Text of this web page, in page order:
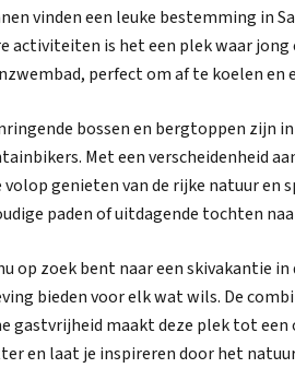
vinden een leuke bestemming in
activiteiten is het een plek waar
perfect om af te koelen en
bossen en bergtoppen zijn
Met een verscheidenheid
volop genieten van de rijke natuur
paden of uitdagende tochten
op zoek bent naar een skivakantie
bieden voor elk wat wils. De
gastvrijheid maakt deze plek tot
en laat je inspireren door het